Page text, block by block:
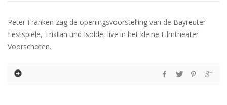
Peter Franken zag de openingsvoorstelling van de Bayreuter
Festspiele, Tristan und Isolde, live in het kleine Filmtheater
Voorschoten.